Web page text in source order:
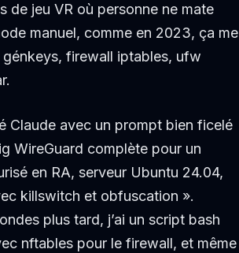
de jeu VR où personne ne mate
manuel, comme en 2023, ça me
génkeys, firewall iptables, ufw
Claude avec un prompt bien ficelé
WireGuard complète pour un
en RA, serveur Ubuntu 24.04,
killswitch et obfuscation ».
plus tard, j’ai un script bash
nftables pour le firewall, et même